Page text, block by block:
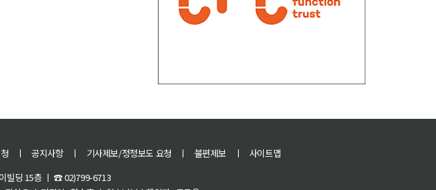
ㅣ 공지사항 ㅣ 기사제보/정정보도 요청 ㅣ 불편제보 ㅣ
사이트맵
빌딩 15층 ㅣ ☎ 02)799-6713